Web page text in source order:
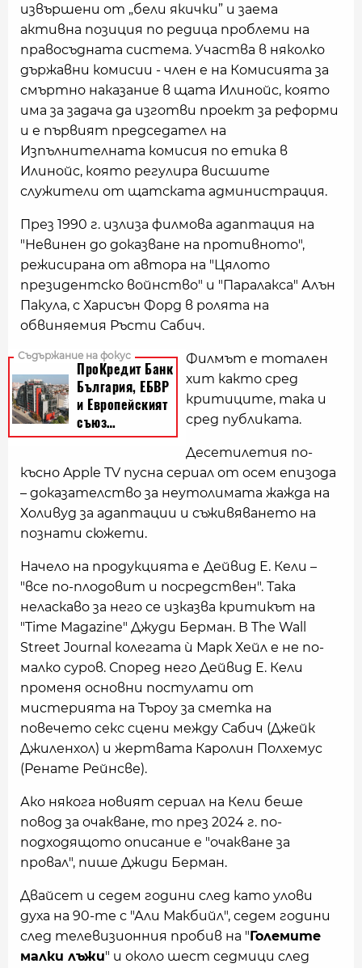
извършени от „бели якички” и заема
активна позиция по редица проблеми на
правосъдната система. Участва в няколко
държавни комисии - член е на Комисията за
смъртно наказание в щата Илинойс, която
има за задача да изготви проект за реформи
и е първият председател на
Изпълнителната комисия по етика в
Илинойс, която регулира висшите
служители от щатската администрация.
През 1990 г. излиза филмова адаптация на
"Невинен до доказване на противното",
режисирана от автора на "Цялото
президентско войнство" и "Паралакса" Алън
Пакула, с Харисън Форд в ролята на
обвиняемия Ръсти Сабич.
Филмът е тотален
хит както сред
критиците, така и
сред публиката.
Десетилетия по-
късно Apple TV пусна сериал от осем епизода
– доказателство за неутолимата жажда на
Холивуд за адаптации и съживяването на
познати сюжети.
Начело на продукцията е Дейвид Е. Кели –
"все по-плодовит и посредствен". Така
неласкаво за него се изказва критикът на
"Time Magazine" Джуди Берман. В The Wall
Street Journal колегата ѝ Марк Хейл е не по-
малко суров. Според него Дейвид Е. Кели
променя основни постулати от
мистерията на Търоу за сметка на
повечето секс сцени между Сабич (Джейк
Джиленхол) и жертвата Каролин Полхемус
(Ренате Рейнсве).
Ако някога новият сериал на Кели беше
повод за очакване, то през 2024 г. по-
подходящото описание е "очакване за
провал", пише Джиди Берман.
Двайсет и седем години след като улови
духа на 90-те с "Али Макбийл", седем години
след телевизионния пробив на "Големите
малки лъжи" и около шест седмици след